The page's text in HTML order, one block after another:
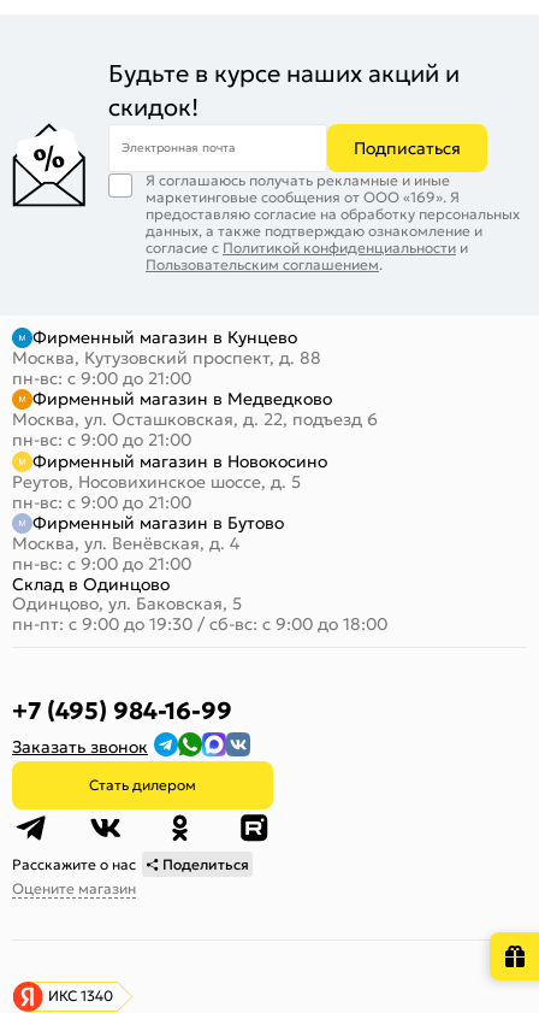
Будьте в курсе наших акций и
скидок!
Электронная почта Подписаться
Я соглашаюсь получать рекламные и иные
маркетинговые сообщения от ООО «169». Я
предоставляю согласие на обработку персональных
данных, а также подтверждаю ознакомление и
согласие с Политикой конфиденциальности и
Пользовательским соглашением.
Фирменный магазин в Кунцево
Москва, Кутузовский проспект, д. 88
пн-вс: с 9:00 до 21:00
Фирменный магазин в Медведково
Москва, ул. Осташковская, д. 22, подъезд 6
пн-вс: с 9:00 до 21:00
Фирменный магазин в Новокосино
Реутов, Носовихинское шоссе, д. 5
пн-вс: с 9:00 до 21:00
Фирменный магазин в Бутово
Москва, ул. Венёвская, д. 4
пн-вс: с 9:00 до 21:00
Склад в Одинцово
Одинцово, ул. Баковская, 5
пн-пт: с 9:00 до 19:30 / сб-вс: с 9:00 до 18:00
+7 (495) 984-16-99
Заказать звонок
Стать дилером
Расскажите о нас
Поделиться
Оцените магазин
ИКС 1340